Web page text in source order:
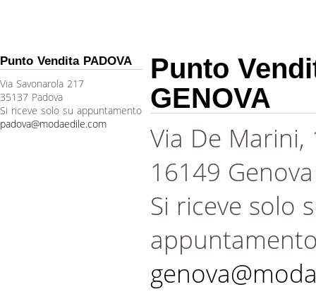
Punto Vendita PADOVA
Via Savonarola 217
35137 Padova
Si riceve solo su appuntamento
padova@modaedile.com
Punto
GENOVA
Via De Marini,
16149 Genova
Si riceve solo